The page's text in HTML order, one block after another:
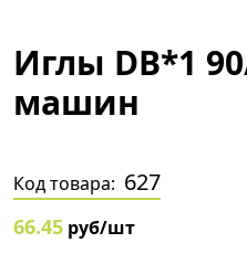
Иглы DB*1
машин
Код товара: 627
66.45 руб/шт